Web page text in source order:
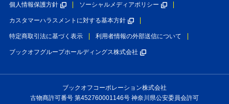
個人情報保護方針 ソーシャルメディアポリシー
カスタマーハラスメントに対する基本方針
特定商取引法に基づく表示 利用者情報の外部送信について
ブックオフグループホールディングス株式会社
ブックオフコーポレーション株式会社
古物商許可番号 第452760001146号 神奈川県公安委員会許可